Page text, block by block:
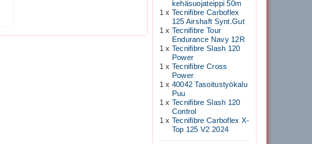
kehäsuojateippi 50m
1 x Tecnifibre Carboflex
125 Airshaft Synt.Gut
1 x Tecnifibre Tour
Endurance Navy 12R
1 x Tecnifibre Slash 120
Power
1 x Tecnifibre Cross
Power
1 x 40042 Tasoitustyökalu
Puu
1 x Tecnifibre Slash 120
Control
1 x Tecnifibre Carboflex X-
Top 125 V2 2024